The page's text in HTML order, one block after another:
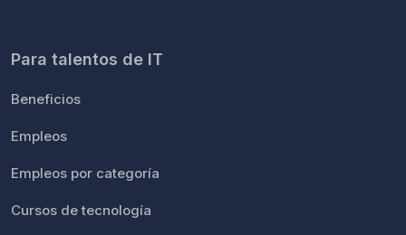
Para talentos de IT
Beneficios
Empleos
Empleos por categoría
Cursos de tecnología